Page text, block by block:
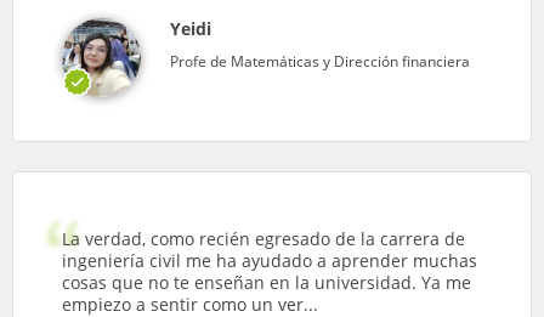
Yeidi
Profe de Matemáticas y Dirección financiera
La verdad, como recién egresado de la carrera de
ingeniería civil me ha ayudado a aprender muchas
cosas que no te enseñan en la universidad. Ya me
empiezo a sentir como un ver...